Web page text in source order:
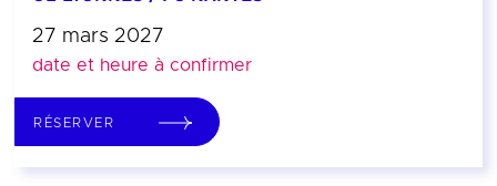
27 mars 2027
date et heure à confirmer
RÉSERVER